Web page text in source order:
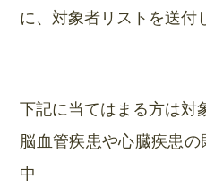
に、対象者リストを送付
下記に当てはまる方は対
脳血管疾患や心臓疾患
中